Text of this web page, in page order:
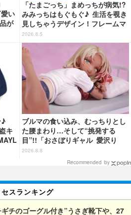
い
が
】
「たまごっち」まめっちが病気!?
みみっちはもぐもぐ♪ 生活を覗き
見しちゃうデザイン！フレームマ
グネット「ぴたっとフレーム」登
場☆
2026.8.5
♪
キ
3
ブルマの食い込み、むっちりとし
た腰まわり…そして“挑発する
目”!!「おさぼりギャル 愛沢り
さ」フィギュアで新登場
2026.8.8
Recommended by
セスランキング
ギチのゴーグル付き”うさぎ靴下や、27